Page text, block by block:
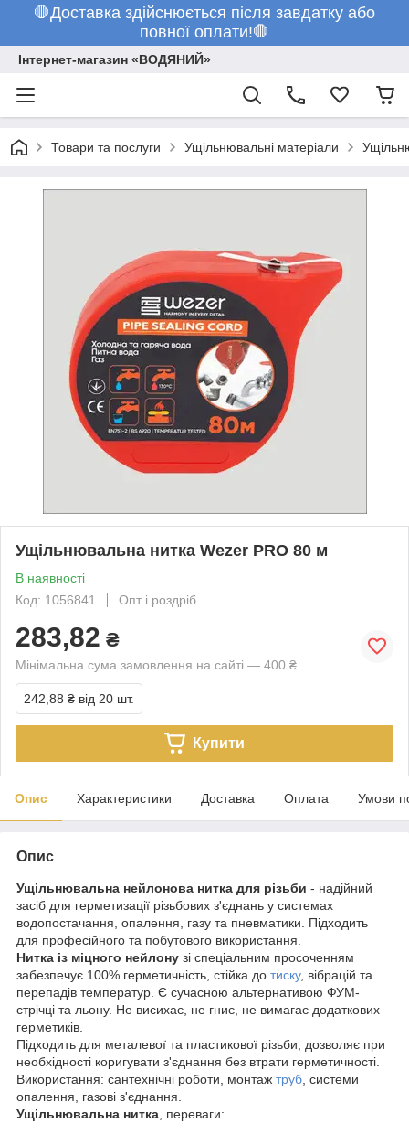
🛑Доставка здійснюється після завдатку або
повної оплати!🛑
Інтернет-магазин «ВОДЯНИЙ»
Товари та послуги Ущільнювальні матеріали
Ущільнювальна нитка Wezer PRO 80 м
В наявності
Код: 1056841
Опт і роздріб
283,82 ₴
Мінімальна сума замовлення на сайті — 400 ₴
242,88 ₴ від 20 шт.
Купити
Опис Характеристики Доставка Оплата Умови
Опис
Ущільнювальна нейлонова нитка для різьби - надійний
засіб для герметизації різьбових з'єднань у системах
водопостачання, опалення, газу та пневматики. Підходить
для професійного та побутового використання.
Нитка із міцного нейлону зі спеціальним просоченням
забезпечує 100% герметичність, стійка до тиску, вібрацій та
перепадів температур. Є сучасною альтернативою ФУМ-
стрічці та льону. Не висихає, не гниє, не вимагає додаткових
герметиків.
Підходить для металевої та пластикової різьби, дозволяє при
необхідності коригувати з'єднання без втрати герметичності.
Використання: сантехнічні роботи, монтаж труб , системи
опалення, газові з'єднання.
Ущільнювальна нитка , переваги: